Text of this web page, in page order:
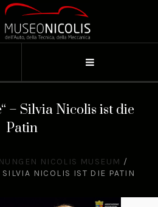
– Silvia Nicolis ist die
Patin
NICOLIS MUSEUM /
NICOLIS IST DIE PATIN